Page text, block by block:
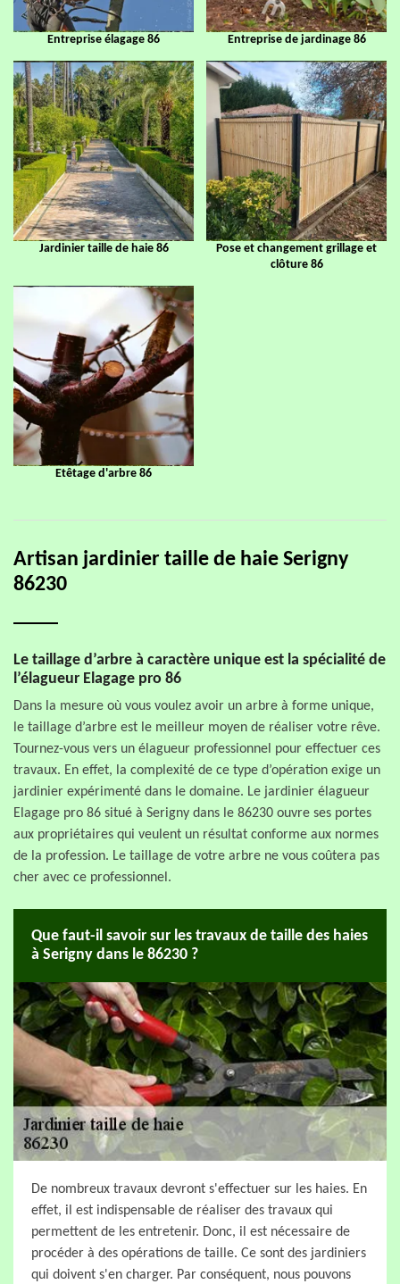
Entreprise élagage 86 Entreprise de jardinage 86
Jardinier taille de haie 86
Pose et changement grillage et
clôture 86
Etêtage d'arbre 86
Artisan jardinier taille de haie Serigny
86230
Le taillage d’arbre à caractère unique est la spécialité de
l’élagueur Elagage pro 86
Dans la mesure où vous voulez avoir un arbre à forme unique,
le taillage d’arbre est le meilleur moyen de réaliser votre rêve.
Tournez-vous vers un élagueur professionnel pour effectuer ces
travaux. En effet, la complexité de ce type d’opération exige un
jardinier expérimenté dans le domaine. Le jardinier élagueur
Elagage pro 86 situé à Serigny dans le 86230 ouvre ses portes
aux propriétaires qui veulent un résultat conforme aux normes
de la profession. Le taillage de votre arbre ne vous coûtera pas
cher avec ce professionnel.
Que faut-il savoir sur les travaux de taille des haies
à Serigny dans le 86230 ?
De nombreux travaux devront s'effectuer sur les haies. En
effet, il est indispensable de réaliser des travaux qui
permettent de les entretenir. Donc, il est nécessaire de
procéder à des opérations de taille. Ce sont des jardiniers
qui doivent s'en charger. Par conséquent, nous pouvons